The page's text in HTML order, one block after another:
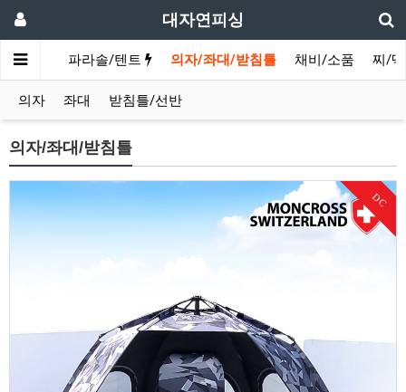
대자연피싱
물루어 파라솔/텐트 의자/좌대/받침틀 채비/소품 찌/
의자 좌대 받침틀/선반
의자/좌대/받침틀
DC